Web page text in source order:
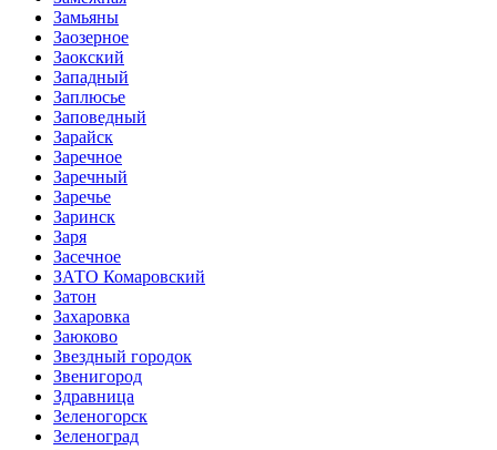
Замьяны
Заозерное
Заокский
Западный
Заплюсье
Заповедный
Зарайск
Заречное
Заречный
Заречье
Заринск
Заря
Засечное
ЗАТО Комаровский
Затон
Захаровка
Заюково
Звездный городок
Звенигород
Здравница
Зеленогорск
Зеленоград